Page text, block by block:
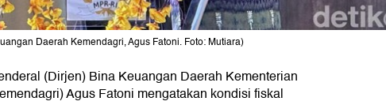
Daerah Kemendagri, Agus Fatoni. Foto: Mutiara)
(Dirjen) Bina Keuangan Daerah Kementerian
Agus Fatoni mengatakan kondisi fiskal